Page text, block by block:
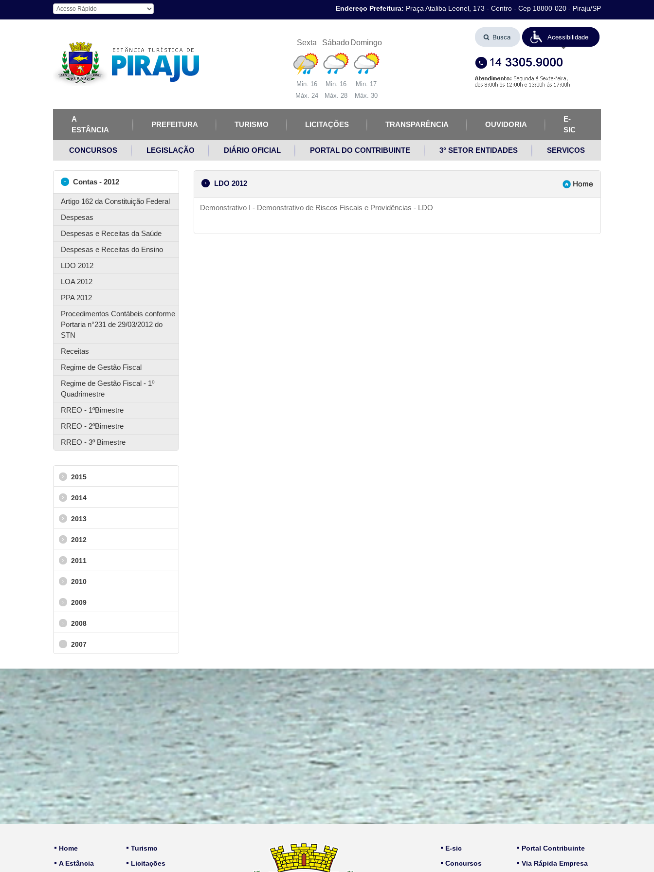
Endereço Prefeitura: Praça Ataliba Leonel, 173 - Centro - Cep 18800-020 - Piraju/SP
Sexta
Min. 16
Máx. 24
Sábado
Min. 16
Máx. 28
Domingo
Min. 17
Máx. 30
A
ESTÂNCIA
PREFEITURA TURISMO LICITAÇÕES TRANSPARÊNCIA OUVIDORIA
E-
SIC
CONCURSOS LEGISLAÇÃO DIÁRIO OFICIAL PORTAL DO CONTRIBUINTE 3° SETOR ENTIDADES SERVIÇOS
Contas - 2012
Artigo 162 da Constituição Federal
Despesas
Despesas e Receitas da Saúde
Despesas e Receitas do Ensino
LDO 2012
LOA 2012
PPA 2012
Procedimentos Contábeis conforme
Portaria n°231 de 29/03/2012 do
STN
Receitas
Regime de Gestão Fiscal
Regime de Gestão Fiscal - 1º
Quadrimestre
RREO - 1ºBimestre
RREO - 2ºBimestre
RREO - 3º Bimestre
2015
2014
2013
2012
2011
2010
2009
2008
2007
LDO 2012
Demonstrativo I - Demonstrativo de Riscos Fiscais e Providências - LDO
Home
A Estância
Turismo
Licitações
E-sic
Concursos
Portal Contribuinte
Via Rápida Empresa